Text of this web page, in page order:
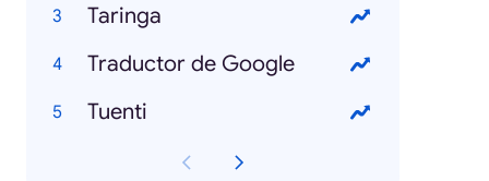
Taringa
Traductor de Google
Tuenti